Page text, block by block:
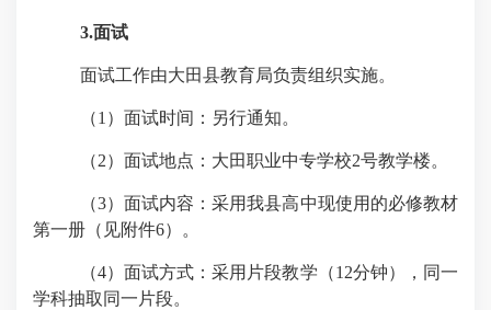
3.面试
面试工作由大田县教育局负责组织实施。
（1 ）面试时间：另行通知。
（2） 面试地点：大田职业中专学校2号教学楼。
（3） 面试内容：采用我县高中现使用的必修教材
第一册 （见附件6）。
（4） 面试方式：采用片段教学 （12分钟）
，同一
学科抽取同一片段。